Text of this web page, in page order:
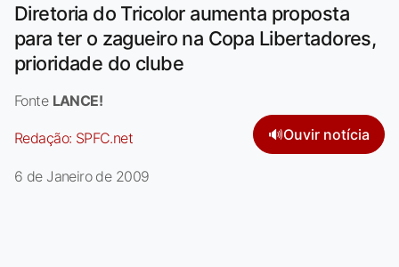
Diretoria do Tricolor aumenta proposta
para ter o zagueiro na Copa Libertadores,
prioridade do clube
Fonte LANCE!
Redação: SPFC.net 🔊Ouvir notícia
6 de Janeiro de 2009